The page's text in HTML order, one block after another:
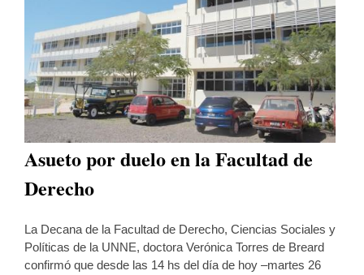
Asueto por duelo en la Facultad de
Derecho
La Decana de la Facultad de Derecho, Ciencias Sociales y
Políticas de la UNNE, doctora Verónica Torres de Breard
confirmó que desde las 14 hs del día de hoy –martes 26